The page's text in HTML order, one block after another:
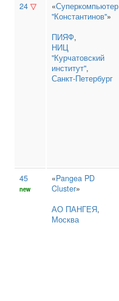
24 ▽ «Суперкомпьютер
"Константинов"»
ПИЯФ,
НИЦ
"Курчатовский
институт",
Санкт-Петербург
45
new
«Pangea PD
Cluster»
АО ПАНГЕЯ,
Москва